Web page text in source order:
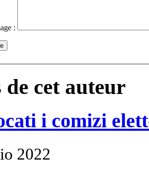
:
cet auteur
i comizi
2022